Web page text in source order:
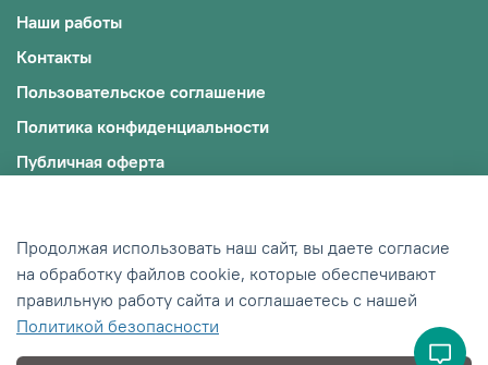
Наши работы
Контакты
Пользовательское соглашение
Политика конфиденциальности
Публичная оферта
© 2009-2025, ООО "ЭКОЖИЛЬЕ"
ИНН: 0242012245/ОГРН: 1190280018598
Сделано в Хезар
Продолжая использовать наш сайт, вы даете согласие
на обработку файлов cookie, которые обеспечивают
правильную работу сайта и соглашаетесь с нашей
Политикой безопасности